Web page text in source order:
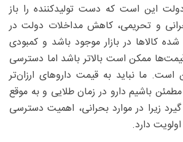
این است که دست تولیدکننده را باز
و تحریمی، کاهش مداخلات دولت در
کالاها در بازار موجود باشد و کمبودی
ممکن است بالاتر باشد اما دسترسی
است. ما نباید به قیمت داروهای ارزان‌تر
مطمئن باشیم دارو در زمان طلایی و به موقع
زیرا در موارد بحرانی، اهمیت دسترسی
دارد.